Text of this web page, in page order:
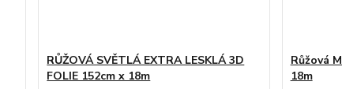
RŮŽOVÁ SVĚTLÁ EXTRA LESKLÁ 3D
FOLIE 152cm x 18m
Růžová
18m